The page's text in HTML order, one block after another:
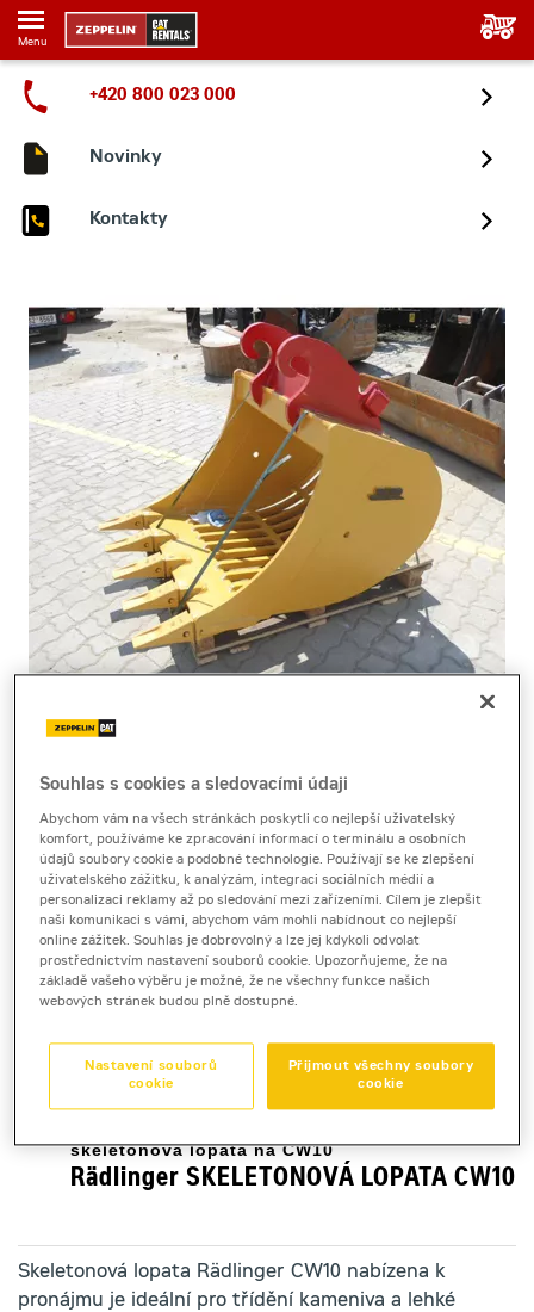
Menu
+420 800 023 000
Novinky
Kontakty
Cena za pronájem
1 - 22 dnů
na dotaz bez DPH
na dotaz s DPH
23 a více dnů
na dotaz bez DPH
na dotaz s DPH
Kauce
10 000 Kč
skeletonová lopata na CW10
Rädlinger SKELETONOVÁ LOPATA CW10
Skeletonová lopata Rädlinger CW10 nabízena k
pronájmu je ideální pro třídění kameniva a lehké
Souhlas s cookies a sledovacími údaji
Abychom vám na všech stránkách poskytli co nejlepší uživatelský
komfort, používáme ke zpracování informací o terminálu a osobních
údajů soubory cookie a podobné technologie. Používají se ke zlepšení
uživatelského zážitku, k analýzám, integraci sociálních médií a
personalizaci reklamy až po sledování mezi zařízeními. Cílem je zlepšit
naši komunikaci s vámi, abychom vám mohli nabídnout co nejlepší
online zážitek. Souhlas je dobrovolný a lze jej kdykoli odvolat
prostřednictvím nastavení souborů cookie. Upozorňujeme, že na
základě vašeho výběru je možné, že ne všechny funkce našich
webových stránek budou plně dostupné.
Přijmout všechny soubory
cookie
Nastavení souborů
cookie